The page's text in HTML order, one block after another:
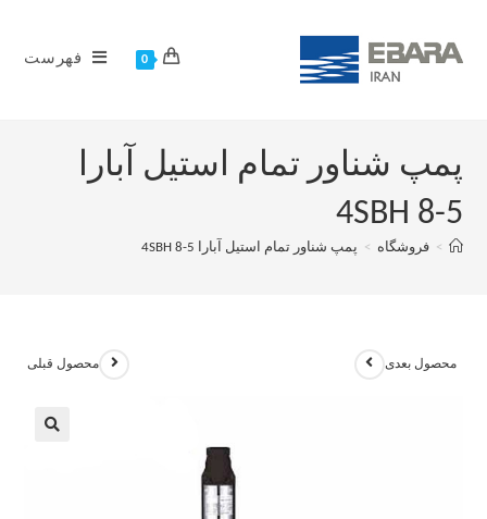
0 فهرست
پمپ شناور تمام استیل آبارا
4SBH 8-5
> فروشگاه > پمپ شناور تمام استیل آبارا 4SBH 8-5
محصول قبلی محصول بعدی